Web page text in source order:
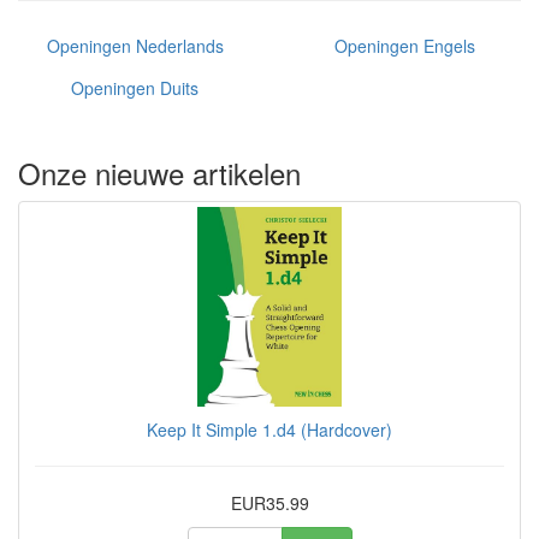
Openingen Nederlands
Openingen Engels
Openingen Duits
Onze nieuwe artikelen
Keep It Simple 1.d4 (Hardcover)
EUR35.99